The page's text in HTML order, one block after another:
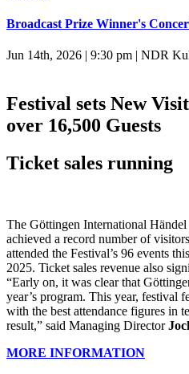
Broadcast Prize Winner's
Jun 14th, 2026 | 9:30 pm | NDR
Festival sets New
over 16,500 Guests
Ticket sales running
The Göttingen International Händel
achieved a record number of
attended the Festival’s 96 events
2025. Ticket sales revenue also
“Early on, it was clear that
year’s program. This year, festival
with the best attendance figures in
result,” said Managing Director
MORE INFORMATION